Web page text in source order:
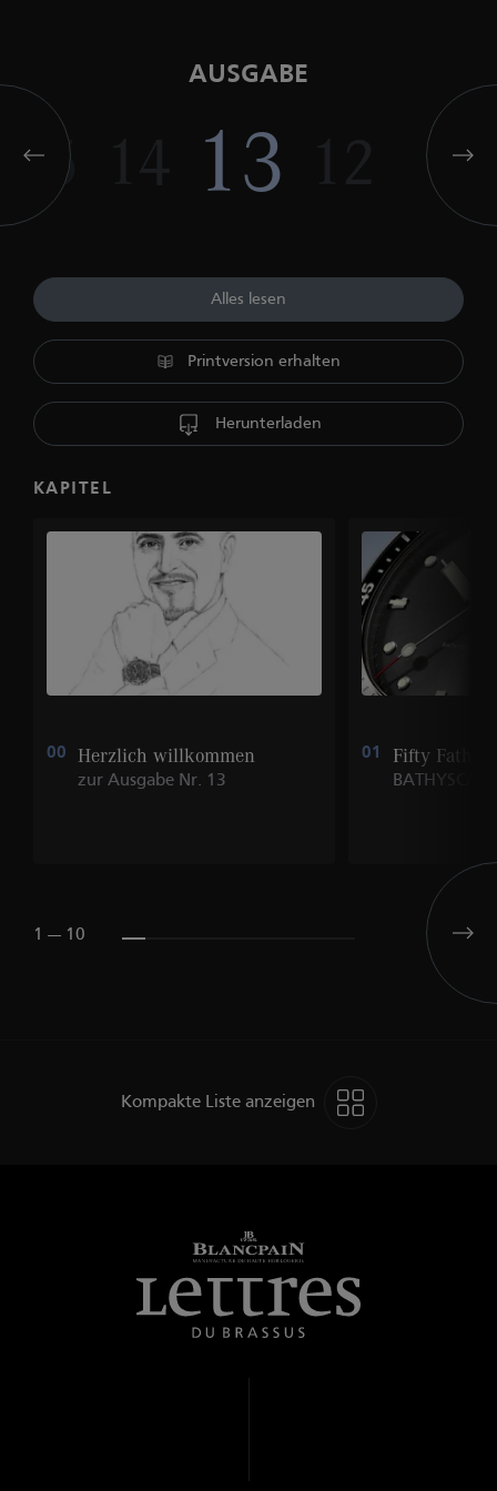
AUSGABE
15 13
Alles lesen
Printversion erhalten
Herunterladen
KAPITEL
00 Herzlich willkommen
zur Ausgabe Nr. 13
01 Fifty
1 --- 10
Kompakte Liste anzeigen